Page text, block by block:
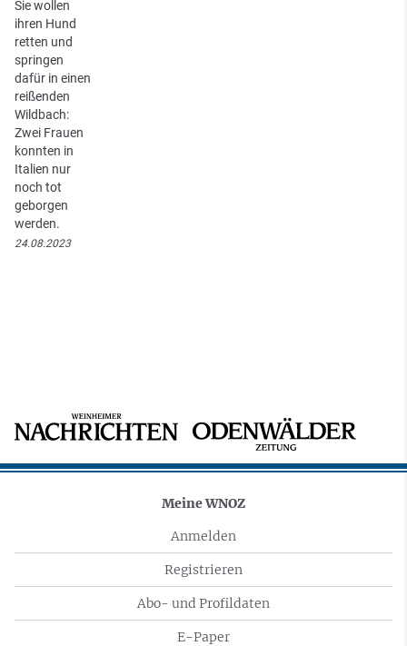
Sie wollen
ihren Hund
retten und
springen
dafür in einen
reißenden
Wildbach:
Zwei Frauen
konnten in
Italien nur
noch tot
geborgen
werden.
24.08.2023
Meine WNOZ
Anmelden
Registrieren
Abo- und Profildaten
E-Paper